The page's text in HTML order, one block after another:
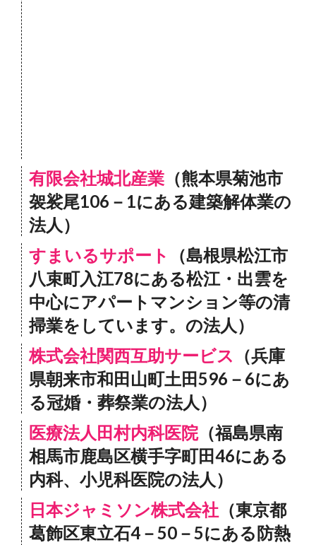
有限会社城北産業 （熊本県菊池市
袈裟尾106－1にある建築解体業の
法人）
すまいるサポート
（島根県松江市
八束町入江78にある松江・出雲を
中心にアパートマンション等の清
掃業をしています。の法人）
株式会社関西互助サービス
（兵庫
県朝来市和田山町土田596－6にあ
る冠婚・葬祭業の法人）
医療法人田村内科医院（福島県南
相馬市鹿島区横手字町田46にある
内科、小児科医院の法人）
日本ジャミソン株式会社 （東京都
葛飾区東立石4－50－5にある防熱